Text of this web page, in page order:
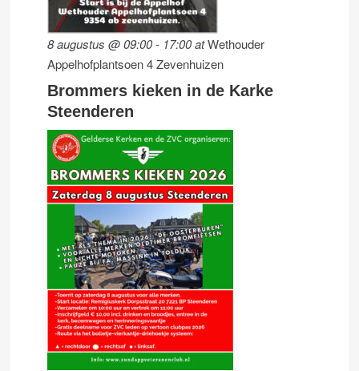
8 augustus @ 09:00- 17:00atWethouder
Appelhofplantsoen 4 Zevenhuizen
Brommers kieken in de Karke
Steenderen